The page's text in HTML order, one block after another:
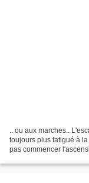
.. ou aux marches..
toujours plus fatigué à
pas commencer